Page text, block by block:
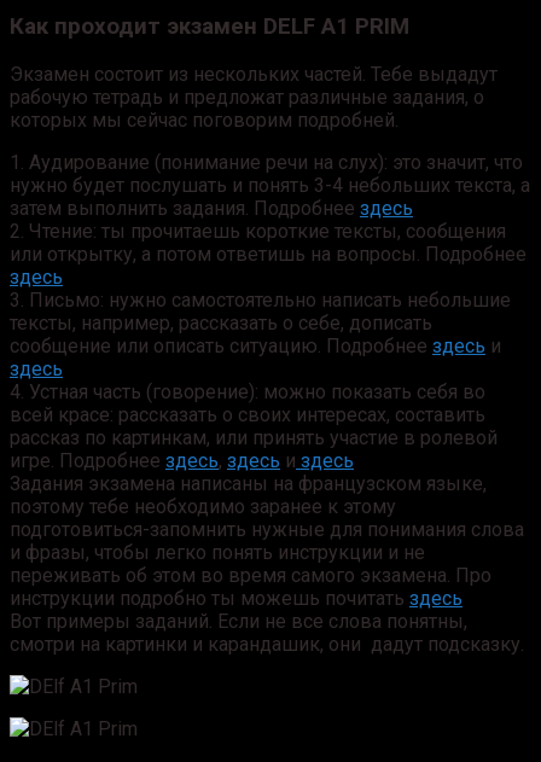
Как проходит экзамен DELF А1 PRIM
Экзамен состоит из нескольких частей. Тебе выдадут
рабочую тетрадь и предложат различные задания, о
которых мы сейчас поговорим подробней.
1. Аудирование (понимание речи на слух): это значит, что
нужно будет послушать и понять 3-4 небольших текста, а
затем выполнить задания. Подробнее здесь
2. Чтениe: ты прочитаешь короткие тексты, сообщения
или открытку, а потом ответишь на вопросы. Подробнее
здесь
3. Письмо: нужно самостоятельно написать небольшие
тексты, например, рассказать о себе, дописать
сообщение или описать ситуацию. Подробнее здесь и
здесь
4. Устная часть (говорение): можно показать себя во
всей красе: рассказать о своих интересах, составить
рассказ по картинкам, или принять участие в ролевой
игре. Подробнее здесь, здесь и здесь
Задания экзамена написаны на французском языке,
поэтому тебе необходимо заранее к этому
подготовиться-запомнить нужные для понимания слова
и фразы, чтобы легко понять инструкции и не
переживать об этом во время самого экзамена. Про
инструкции подробно ты можешь почитать здесь
Вот примеры заданий. Если не все слова понятны,
смотри на картинки и карандашик, они дадут подсказку.